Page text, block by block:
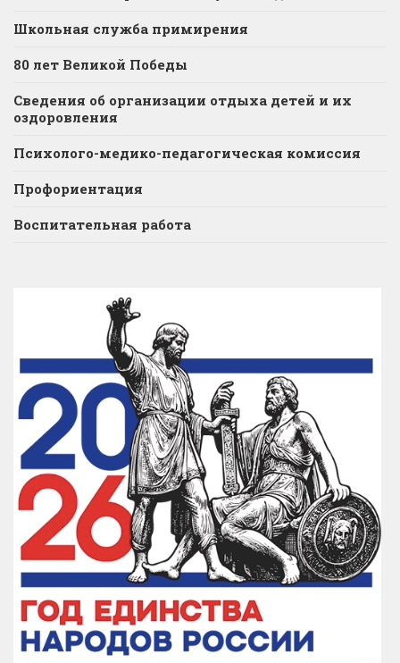
Школьная служба примирения
80 лет Великой Победы
Сведения об организации отдыха детей и их
оздоровления
Психолого-медико-педагогическая комиссия
Профориентация
Воспитательная работа